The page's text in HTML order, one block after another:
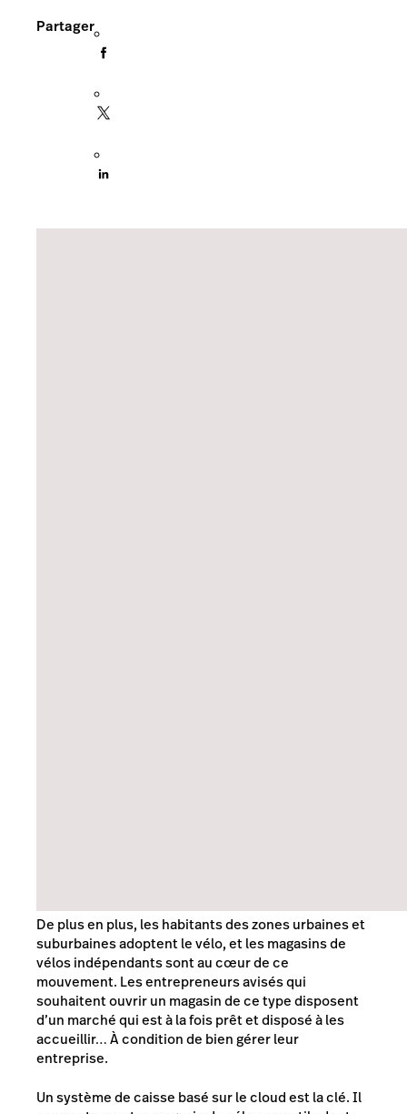
Partager
De plus en plus, les habitants des zones urbaines et
suburbaines adoptent le vélo, et les magasins de
vélos indépendants sont au cœur de ce
mouvement. Les entrepreneurs avisés qui
souhaitent ouvrir un magasin de ce type disposent
d’un marché qui est à la fois prêt et disposé à les
accueillir… À condition de bien gérer leur
entreprise.
Un système de caisse basé sur le cloud est la clé. Il